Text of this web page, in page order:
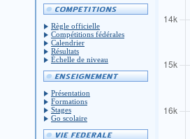
Règle officielle
Compétitions fédérales
Calendrier
Résultats
Échelle de niveau
Présentation
Formations
Stages
Go scolaire